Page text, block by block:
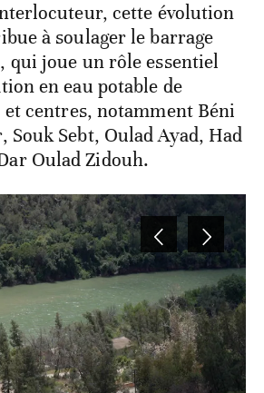
cette évolution
à soulager le barrage
qui joue un rôle essentiel
en eau potable de
centres, notamment Béni
Sebt, Oulad Ayad, Had
Oulad Zidouh.